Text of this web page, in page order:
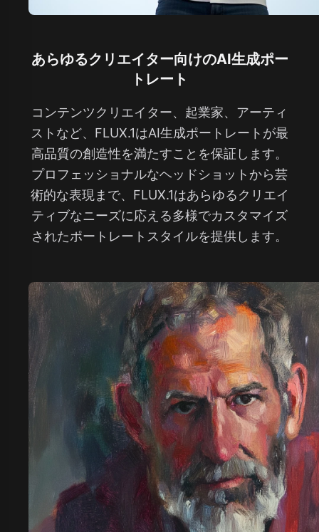
あらゆるクリエイター向けのAI生成ポー
トレート
コンテンツクリエイター、起業家、アーティ
ストなど、FLUX.1はAI生成ポートレートが最
高品質の創造性を満たすことを保証します。
プロフェッショナルなヘッドショットから芸
術的な表現まで、FLUX.1はあらゆるクリエイ
ティブなニーズに応える多様でカスタマイズ
されたポートレートスタイルを提供します。